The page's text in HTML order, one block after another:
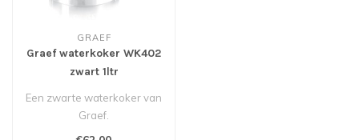
GRAEF
Graef waterkoker WK402
zwart 1ltr
Een zwarte waterkoker van
Graef.